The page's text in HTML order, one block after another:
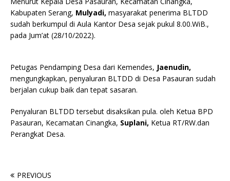
Kabupaten Serang, Mulyadi, masyarakat penerima BLTDD
sudah berkumpul di Aula Kantor Desa sejak pukul 8.00.WiB.,
pada Jum’at (28/10/2022).
Petugas Pendamping Desa dari Kemendes, Jaenudin,
mengungkapkan, penyaluran BLTDD di Desa Pasauran sudah
berjalan cukup baik dan tepat sasaran.
Penyaluran BLTDD tersebut disaksikan pula. oleh Ketua BPD
Pasauran, Kecamatan Cinangka, Suplani, Ketua RT/RW.dan
Perangkat Desa.
PREVIOUS